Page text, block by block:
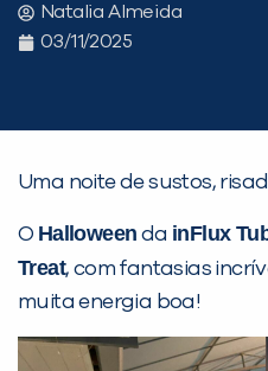
Natalia Almeida
03/11/2025
Uma noite de sustos,
O Halloween da inFlux
Treat, com fantasias
muita energia boa!
PEÇA UMA